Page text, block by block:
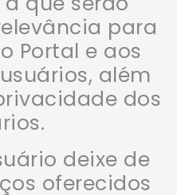
para
Portal e aos
além
dos
deixe de
oferecidos